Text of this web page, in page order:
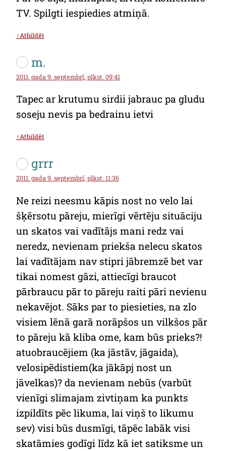
TV. Spilgti iespiedies atmiņā.
↑Atbildēt
m.
2011. gada 9. septembrī, plkst. 09:41
Tapec ar krutumu sirdii jabrauc pa gludu
soseju nevis pa bedrainu ietvi
↑Atbildēt
grrr
2011. gada 9. septembrī, plkst. 11:36
Ne reizi neesmu kāpis nost no velo lai
šķērsotu pāreju, mierīgi vērtēju situāciju
un skatos vai vadītājs mani redz vai
neredz, nevienam priekša nelecu skatos
lai vadītājam nav stipri jābremzē bet var
tikai nomest gāzi, attiecīgi braucot
pārbraucu pār to pāreju raiti pāri nevienu
nekavējot. Sāks par to piesieties, na zlo
visiem lēnā garā norāpšos un vilkšos pār
to pāreju kā kliba ome, kam būs prieks?!
atuobraucējiem (ka jāstāv, jāgaida),
velosipēdistiem(ka jākāpj nost un
jāvelkas)? da nevienam nebūs (varbūt
vienīgi slimajam zivtiņam ka punkts
izpildīts pēc likuma, lai viņš to likumu
sev) visi būs dusmīgi, tāpēc labāk visi
skatāmies godīgi līdz kā iet satiksme un